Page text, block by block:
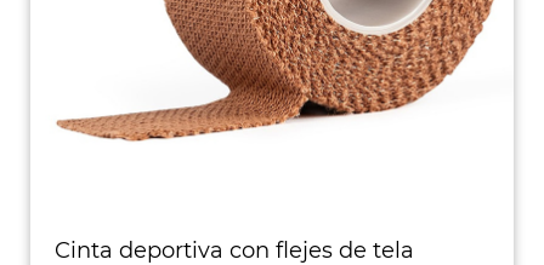
Cinta deportiva con flejes de tela